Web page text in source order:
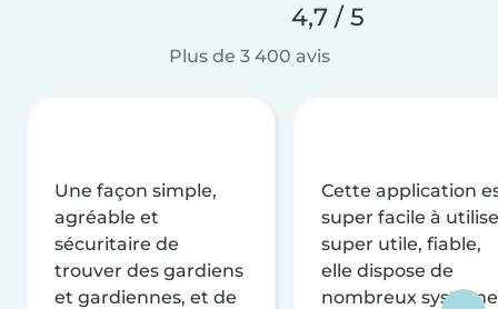
4,7 / 5
Plus de 3 400 avis
Une façon simple,
agréable et
sécuritaire de
trouver des gardiens
et gardiennes, et de
Cette application
super facile à
super utile, fiable,
elle dispose de
nombreux